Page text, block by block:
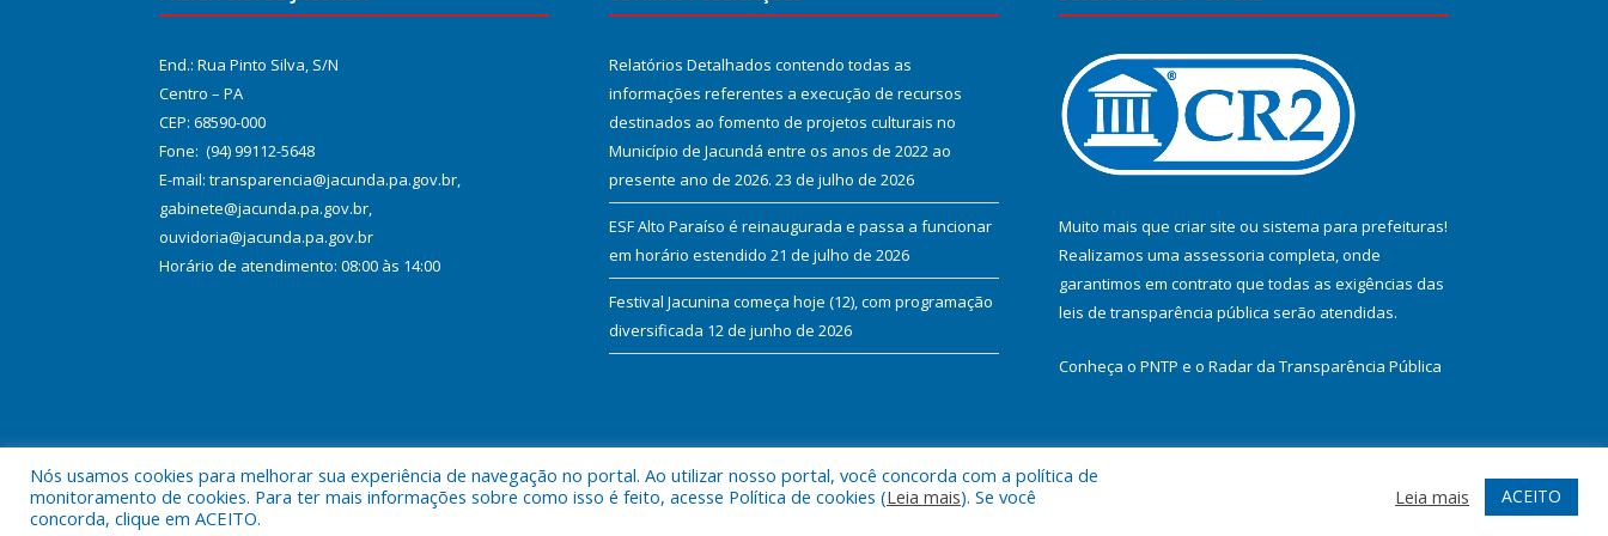
End.: Rua Pinto Silva, S/N
Centro – PA
CEP: 68590-000
Fone: (94) 99112-5648
E-mail: transparencia@jacunda.pa.gov.br,
gabinete@jacunda.pa.gov.br,
ouvidoria@jacunda.pa.gov.br
Horário de atendimento: 08:00 às 14:00
Relatórios Detalhados contendo todas as
informações referentes a execução de recursos
destinados ao fomento de projetos culturais no
Município de Jacundá entre os anos de 2022 ao
presente ano de 2026. 23 de julho de 2026
ESF Alto Paraíso é reinaugurada e passa a funcionar
em horário estendido 21 de julho de 2026
Festival Jacunina começa hoje (12), com programação
diversificada 12 de junho de 2026
Muito mais que criar site ou sistema para prefeituras!
Realizamos uma assessoria completa, onde
garantimos em contrato que todas as exigências das
leis de transparência pública serão atendidas.
Conheça o PNTP e o Radar da Transparência Pública
Todos os direitos reservados a Prefeitura Municipal de Jacundá. Mapa do Site Acessar Webmail
Nós usamos cookies para melhorar sua experiência de navegação no portal. Ao utilizar nosso portal, você concorda com a política de
monitoramento de cookies. Para ter mais informações sobre como isso é feito, acesse Política de cookies (Leia mais). Se você
concorda, clique em ACEITO.
Leia mais ACEITO